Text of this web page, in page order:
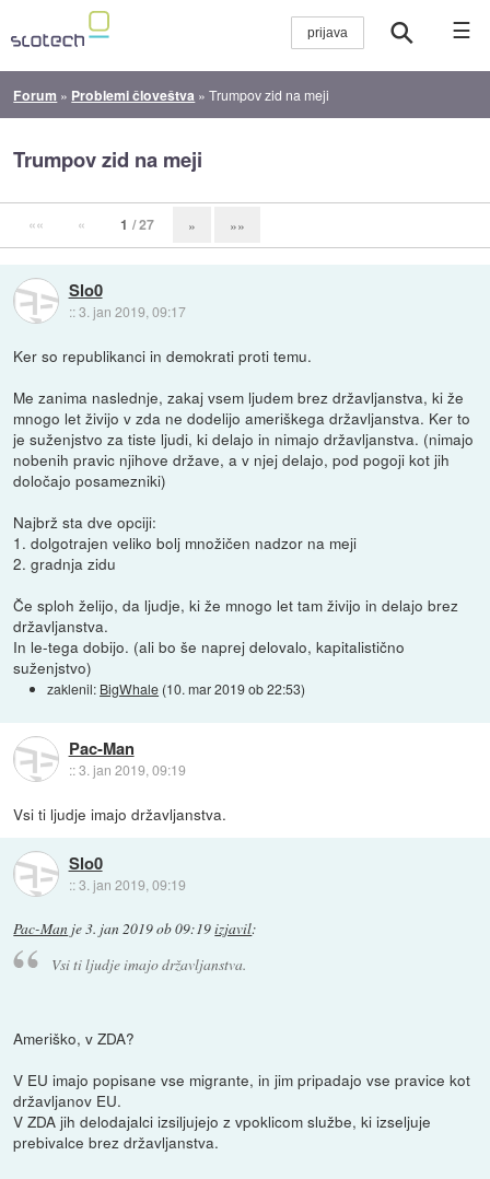
☰
Forum » Problemi človeštva »Trumpov zid na meji
Trumpov zid na meji
«« « 1 / 27 » »»
Slo0
::3. jan 2019, 09:17
Ker so republikanci in demokrati proti temu.
Me zanima naslednje, zakaj vsem ljudem brez državljanstva, ki že
mnogo let živijo v zda ne dodelijo ameriškega državljanstva. Ker to
je suženjstvo za tiste ljudi, ki delajo in nimajo državljanstva. (nimajo
nobenih pravic njihove države, a v njej delajo, pod pogoji kot jih
določajo posamezniki)
Najbrž sta dve opciji:
1. dolgotrajen veliko bolj množičen nadzor na meji
2. gradnja zidu
Če sploh želijo, da ljudje, ki že mnogo let tam živijo in delajo brez
državljanstva.
In le-tega dobijo. (ali bo še naprej delovalo, kapitalistično
suženjstvo)
zaklenil: BigWhale (10. mar 2019 ob 22:53)
Pac-Man
::3. jan 2019, 09:19
Vsi ti ljudje imajo državljanstva.
Slo0
::3. jan 2019, 09:19
Pac-Man je3. jan 2019 ob 09:19izjavil:
Vsi ti ljudje imajo državljanstva.
Ameriško, v ZDA?
V EU imajo popisane vse migrante, in jim pripadajo vse pravice kot
državljanov EU.
V ZDA jih delodajalci izsiljujejo z vpoklicom službe, ki izseljuje
prebivalce brez državljanstva.